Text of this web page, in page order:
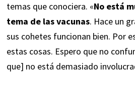
temas que conociera. «No está
tema de las vacunas. Hace un
sus cohetes funcionan bien. Por
estas cosas. Espero que no
que] no está demasiado